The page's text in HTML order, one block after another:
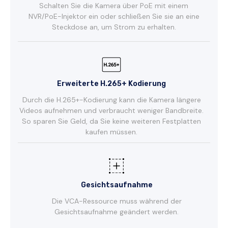
Schalten Sie die Kamera über PoE mit einem
NVR/PoE-Injektor ein oder schließen Sie sie an eine
Steckdose an, um Strom zu erhalten.
Erweiterte H.265+ Kodierung
Durch die H.265+-Kodierung kann die Kamera längere
Videos aufnehmen und verbraucht weniger Bandbreite.
So sparen Sie Geld, da Sie keine weiteren Festplatten
kaufen müssen.
Gesichtsaufnahme
Die VCA-Ressource muss während der
Gesichtsaufnahme geändert werden.